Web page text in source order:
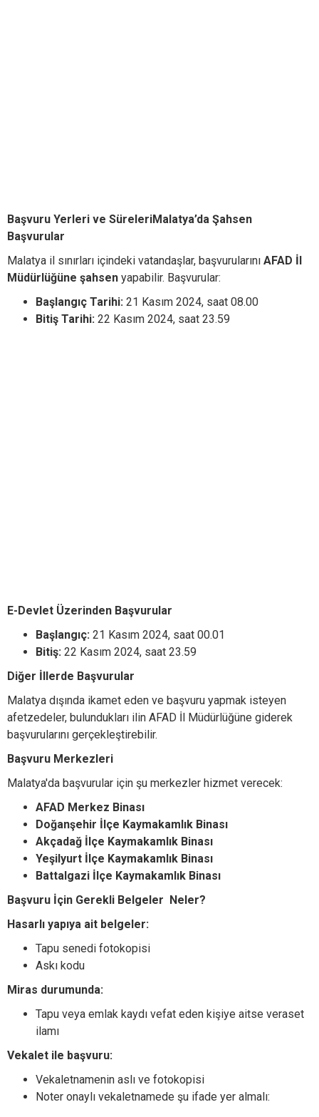
Başvuru Yerleri ve SüreleriMalatya’da Şahsen
Başvurular
Malatya il sınırları içindeki vatandaşlar, başvurularını AFAD İl
Müdürlüğüne şahsen yapabilir. Başvurular:
Başlangıç Tarihi: 21 Kasım 2024, saat 08.00
Bitiş Tarihi: 22 Kasım 2024, saat 23.59
E-Devlet Üzerinden Başvurular
Başlangıç: 21 Kasım 2024, saat 00.01
Bitiş: 22 Kasım 2024, saat 23.59
Diğer İllerde Başvurular
Malatya dışında ikamet eden ve başvuru yapmak isteyen
afetzedeler, bulundukları ilin AFAD İl Müdürlüğüne giderek
başvurularını gerçekleştirebilir.
Başvuru Merkezleri
Malatya'da başvurular için şu merkezler hizmet verecek:
AFAD Merkez Binası
Doğanşehir İlçe Kaymakamlık Binası
Akçadağ İlçe Kaymakamlık Binası
Yeşilyurt İlçe Kaymakamlık Binası
Battalgazi İlçe Kaymakamlık Binası
Başvuru İçin Gerekli Belgeler Neler?
Hasarlı yapıya ait belgeler:
Tapu senedi fotokopisi
Askı kodu
Miras durumunda:
Tapu veya emlak kaydı vefat eden kişiye aitse veraset
ilamı
Vekalet ile başvuru:
Vekaletnamenin aslı ve fotokopisi
Noter onaylı vekaletnamede şu ifade yer almalı: